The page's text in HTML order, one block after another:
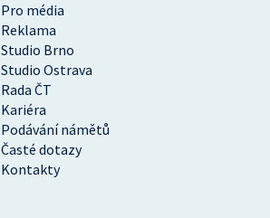
Pro média
Reklama
Studio Brno
Studio Ostrava
Rada ČT
Kariéra
Podávání námětů
Časté dotazy
Kontakty